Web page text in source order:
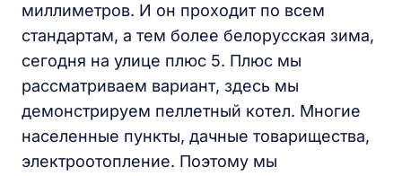
миллиметров. И он проходит по всем
стандартам, а тем более белорусская зима,
сегодня на улице плюс 5. Плюс мы
рассматриваем вариант, здесь мы
демонстрируем пеллетный котел. Многие
населенные пункты, дачные товарищества,
электроотопление. Поэтому мы